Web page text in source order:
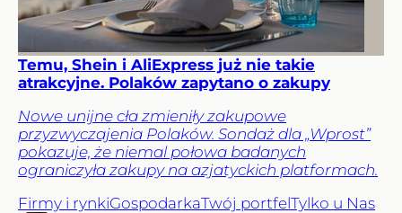
Temu, Shein i AliExpress już nie takie
atrakcyjne. Polaków zapytano o zakupy
Nowe unijne cła zmieniły zakupowe
przyzwyczajenia Polaków. Sondaż dla „Wprost”
pokazuje, że niemal połowa badanych
ograniczyła zakupy na azjatyckich platformach.
Firmy i rynkiGospodarkaTwój portfelTylko u Nas